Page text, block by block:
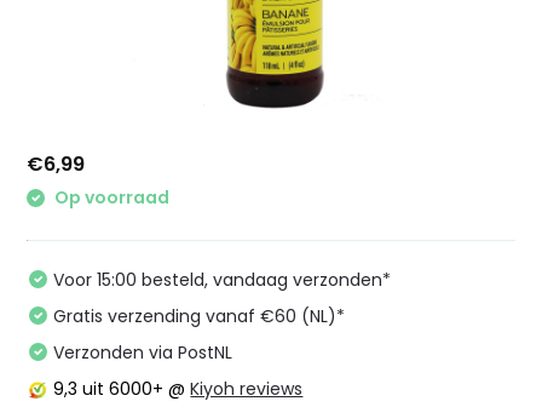
€6,99
Op voorraad
Voor 15:00 besteld, vandaag verzonden*
Gratis verzending vanaf €60 (NL)*
Verzonden via PostNL
9,3 uit 6000+ @Kiyoh reviews